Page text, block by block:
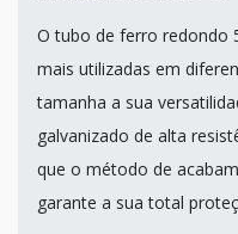
O tubo de ferro redondo
mais utilizadas em
tamanha a sua
galvanizado de alta
que o método de
garante a sua total